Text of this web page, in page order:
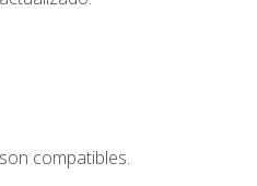
compatibles.